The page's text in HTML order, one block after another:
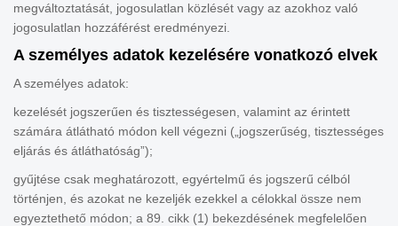
megváltoztatását, jogosulatlan közlését vagy az azokhoz való
jogosulatlan hozzáférést eredményezi.
A személyes adatok kezelésére vonatkozó elvek
A személyes adatok:
kezelését jogszerűen és tisztességesen, valamint az érintett
számára átlátható módon kell végezni („jogszerűség, tisztességes
eljárás és átláthatóság”);
gyűjtése csak meghatározott, egyértelmű és jogszerű célból
történjen, és azokat ne kezeljék ezekkel a célokkal össze nem
egyeztethető módon; a 89. cikk (1) bekezdésének megfelelően